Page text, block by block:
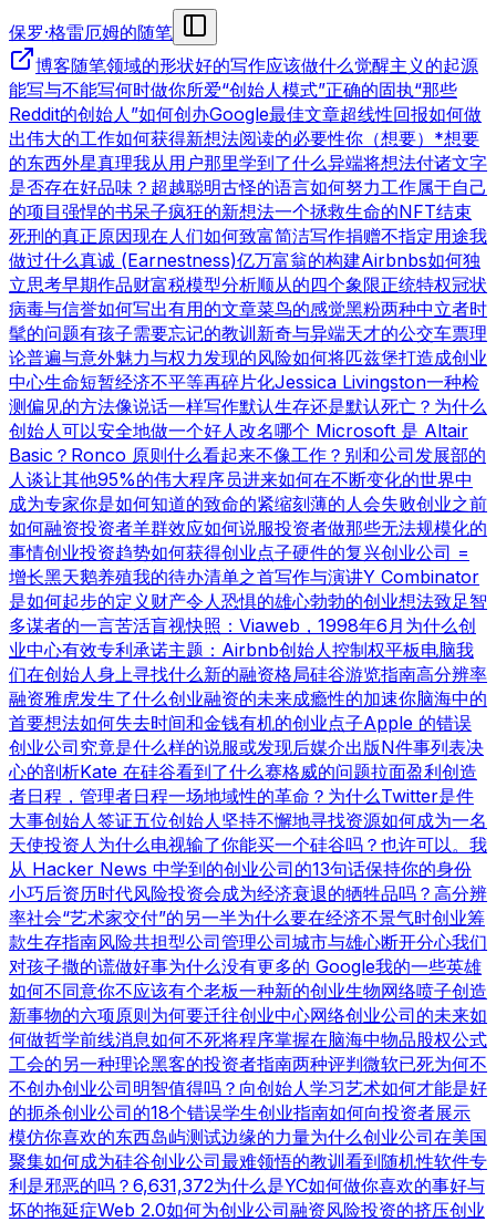
保罗·格雷厄姆的随笔
博客随笔领域的形状好的写作应该做什么觉醒主义的起源
能写与不能写何时做你所爱“创始人模式”正确的固执“那些
Reddit的创始人”如何创办Google最佳文章超线性回报如何做
出伟大的工作如何获得新想法阅读的必要性你（想要）*想要
的东西外星真理我从用户那里学到了什么异端将想法付诸文字
是否存在好品味？ 超越聪明古怪的语言如何努力工作属于自己
的项目强悍的书呆子疯狂的新想法一个拯救生命的NFT结束
死刑的真正原因现在人们如何致富简洁写作捐赠不指定用途我
做过什么真诚 (Earnestness)亿万富翁的构建Airbnbs如何独
立思考早期作品财富税模型分析顺从的四个象限正统特权冠状
病毒与信誉如何写出有用的文章菜鸟的感觉黑粉两种中立者时
髦的问题有孩子需要忘记的教训 新奇与异端天才的公交车票理
论普遍与意外魅力与权力发现的风险如何将匹兹堡打造成创业
中心生命短暂经济不平等再碎片化Jessica Livingston一种检
测偏见的方法像说话一样写作默认生存还是默认死亡？ 为什么
创始人可以安全地做一个好人改名哪个 Microsoft 是 Altair
Basic？ Ronco 原则什么看起来不像工作？ 别和公司发展部的
人谈让其他95%的伟大程序员进来如何在不断变化的世界中
成为专家你是如何知道的致命的紧缩刻薄的人会失败创业之前
如何融资投资者羊群效应如何说服投资者做那些无法规模化的
事情创业投资趋势如何获得创业点子硬件的复兴创业公司 =
增长黑天鹅养殖我的待办清单之首写作与演讲Y Combinator
是如何起步的定义财产令人恐惧的雄心勃勃的创业想法致足智
多谋者的一言苦活盲视快照：Viaweb，1998年6月 为什么创
业中心有效专利承诺主题：Airbnb创始人控制权平板电脑我
们在创始人身上寻找什么新的融资格局硅谷游览指南高分辨率
融资雅虎发生了什么创业融资的未来成瘾性的加速你脑海中的
首要想法如何失去时间和金钱有机的创业点子Apple 的错误
创业公司究竟是什么样的说服或发现后媒介出版N件事列表决
心的剖析Kate 在硅谷看到了什么赛格威的问题拉面盈利创造
者日程，管理者日程一场地域性的革命？ 为什么Twitter是件
大事创始人签证五位创始人坚持不懈地寻找资源如何成为一名
天使投资人为什么电视输了你能买一个硅谷吗？也许可以。 我
从 Hacker News 中学到的创业公司的13句话保持你的身份
小巧后资历时代风险投资会成为经济衰退的牺牲品吗？ 高分辨
率社会“艺术家交付”的另一半为什么要在经济不景气时创业筹
款生存指南风险共担型公司管理公司城市与雄心断开分心我们
对孩子撒的谎做好事为什么没有更多的 Google我的一些英雄
如何不同意你不应该有个老板一种新的创业生物网络喷子创造
新事物的六项原则为何要迁往创业中心网络创业公司的未来如
何做哲学前线消息如何不死将程序掌握在脑海中物品股权公式
工会的另一种理论黑客的投资者指南两种评判微软已死为何不
不创办创业公司明智值得吗？ 向创始人学习艺术如何才能是好
的扼杀创业公司的18个错误学生创业指南如何向投资者展示
模仿你喜欢的东西岛屿测试边缘的力量为什么创业公司在美国
聚集如何成为硅谷创业公司最难领悟的教训 看到随机性软件专
利是邪恶的吗？ 6,631,372为什么是YC如何做你喜欢的事好与
坏的拖延症Web 2.0如何为创业公司融资风险投资的挤压创业